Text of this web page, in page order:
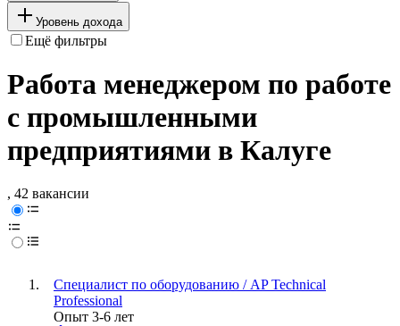
Уровень дохода
Ещё фильтры
Работа менеджером по работе
с промышленными
предприятиями в Калуге
, 42 вакансии
Специалист по оборудованию / AP Technical
Professional
Опыт 3-6 лет